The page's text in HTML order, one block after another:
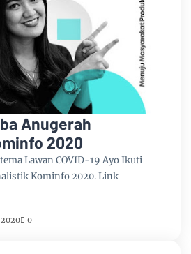
Anugerah
2020
Lawan COVID-19 Ayo Ikuti
Kominfo 2020. Link
0